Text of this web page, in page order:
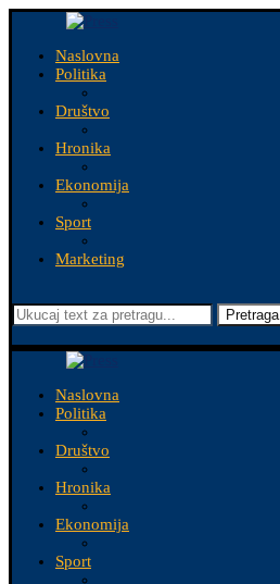
Naslovna
Politika
Društvo
Hronika
Ekonomija
Sport
Marketing
Pretraga
Naslovna
Politika
Društvo
Hronika
Ekonomija
Sport